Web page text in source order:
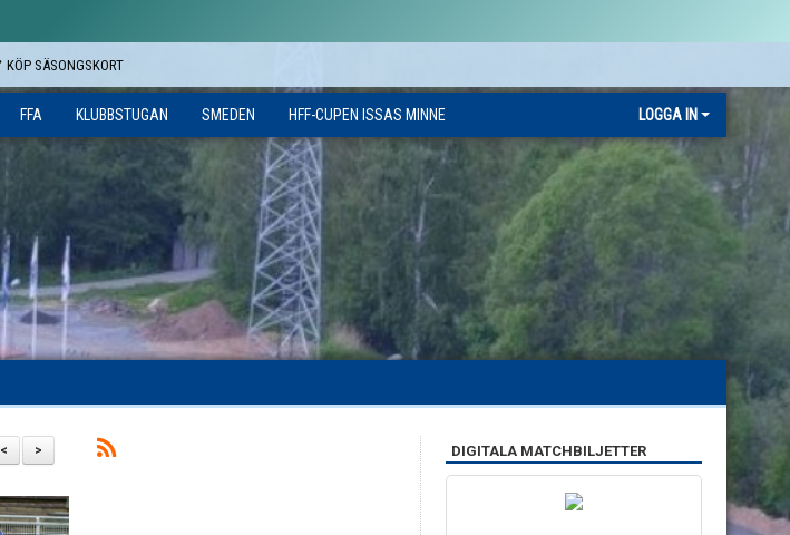
KÖP SÄSONGSKORT
FFA KLUBBSTUGAN SMEDEN HFF-CUPEN ISSAS MINNE LOGGA IN
>
< DIGITALA MATCHBILJETTER